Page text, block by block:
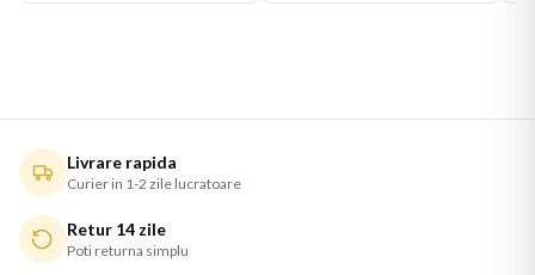
Livrare rapida
Curier in 1-2 zile lucratoare
Retur 14 zile
Poti returna simplu